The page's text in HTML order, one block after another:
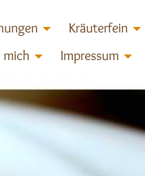
Kräuterfein
mich Impressum